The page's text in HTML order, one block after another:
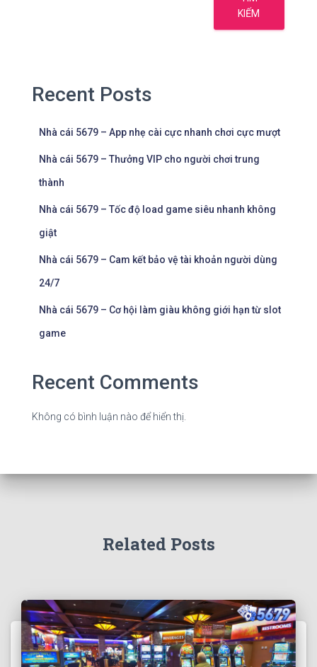
KIẾM
Recent Posts
Nhà cái 5679 – App nhẹ cài cực nhanh chơi cực mượt
Nhà cái 5679 – Thưởng VIP cho người chơi trung
thành
Nhà cái 5679 – Tốc độ load game siêu nhanh không
giật
Nhà cái 5679 – Cam kết bảo vệ tài khoản người dùng
24/7
Nhà cái 5679 – Cơ hội làm giàu không giới hạn từ slot
game
Recent Comments
Không có bình luận nào để hiển thị.
Related Posts